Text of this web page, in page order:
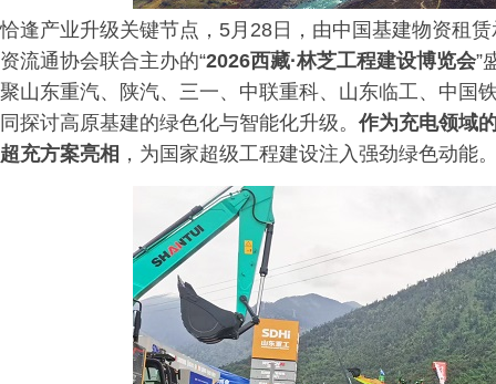
恰逢产业升级关键节点，5月28日，由中国基建物资租
资流通协会联合主办的“2026西藏·林芝工程建设博览会”
聚山东重汽、陕汽、三一、中联重科、山东临工、中国
同探讨高原基建的绿色化与智能化升级。 作为充电领域
超充方案亮相 ，为国家超级工程建设注入强劲绿色动能